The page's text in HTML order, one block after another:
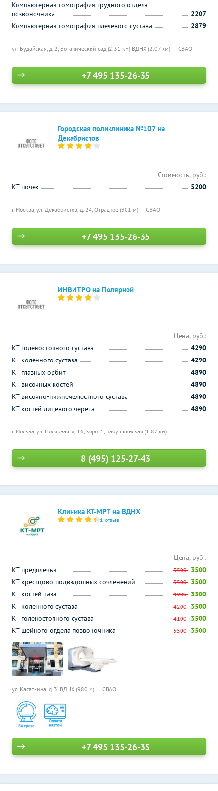
ул. Будайская, д. 2, Ботанический сад (2.31 км) ВДНХ (2.07 км) СВАО
Компьютерная томография грудного отдела
позвоночника
2207
Компьютерная томография плечевого сустава
2879
+7 495 135-26-35
Городская поликлиника №107 на
Декабристов
г. Москва, ул. Декабристов, д. 24, Отрадное (301 м) СВАО
Стоимость, руб.:
КТ почек
5200
+7 495 135-26-35
ИНВИТРО на Полярной
г. Москва, ул. Полярная, д. 16, корп. 1, Бабушкинская (1.87 км)
Цена, руб.:
КТ голеностопного сустава
4290
КТ коленного сустава
4290
КТ глазных орбит
4890
КТ височных костей
4890
КТ височно-нижнечелюстного сустава
4890
КТ костей лицевого черепа
4890
8 (495) 125-27-43
Клиника КТ-МРТ на ВДНХ
1 отзыв
ул. Касаткина, д. 3, ВДНХ (980 м) СВАО
Цена, руб.:
КТ предплечья
3500 3500
КТ крестцово-подвздошных сочленений
3500 3500
КТ костей таза
4900 3500
КТ коленного сустава
4200 3500
КТ голеностопного сустава
4100 3500
КТ шейного отдела позвоночника
5500 3500
+7 495 135-26-35